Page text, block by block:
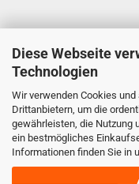
Diese Webseite
Technologien
Wir verwenden Cookies
Drittanbietern, um die
gewährleisten, die Nutzung
ein bestmögliches
Informationen finden Sie in